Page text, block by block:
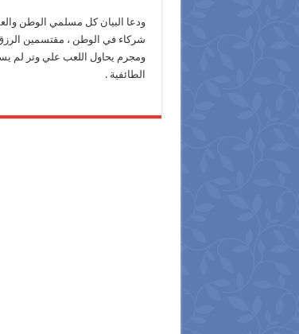
ودعا البيان كل مسلمي الوطن
شركاء في الوطن ، مقتسمين الرزق
ومجرم يحاول اللعب علي وتر لم
الطائفية .